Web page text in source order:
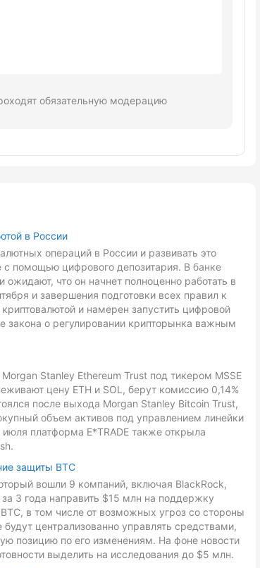
обязательную модерацию
в России
операций в России и развивать это
помощью цифрового депозитария. В банке
что он начнет полноценно работать в
и завершения подготовки всех правил к
и намерен запустить цифровой
закона о регулировании крипторынка важным
Stanley Ethereum Trust под тикером MSSE
цену ETH и SOL, берут комиссию 0,14%
после выхода Morgan Stanley Bitcoin Trust,
объем активов под управлением линейки
платформа E*TRADE также открыла
защиты BTC
вошли 9 компаний, включая BlackRock,
3 года направить $15 млн на поддержку
в том числе от возможных угроз со стороны
централизованно управлять средствами,
позицию по его изменениям. На фоне новости
выделить на исследования до $5 млн.